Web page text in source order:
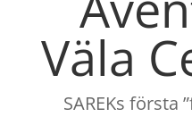
Väla
SAREKs första